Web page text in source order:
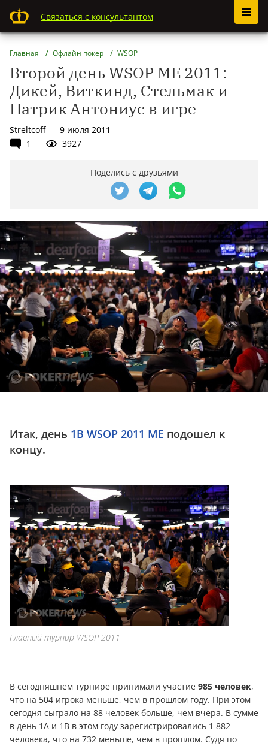
Связаться с консультантом
Главная Офлайн покер WSOP
Второй день WSOP ME 2011:
Дикей, Виткинд, Стельмак и
Патрик Антониус в игре
Streltcoff
9 июля 2011
1
3927
Поделись с друзьями
Итак, день 1B WSOP 2011 ME подошел к
концу.
Главный турнир WSOP 2011
В сегодняшнем турнире принимали участие 985 человек,
что на 504 игрока меньше, чем в прошлом году. При этом
сегодня сыграло на 88 человек больше, чем вчера. В сумме
в день 1А и 1B в этом году зарегистрировались 1 882
человека, что на 732 меньше, чем в прошлом. Судя по